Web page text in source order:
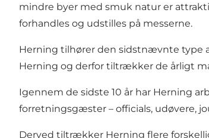
mindre byer med smuk natur er
forhandles og udstilles på messerne.
Herning tilhører den sidstnævnte type
Herning og derfor tiltrækker de årligt
Igennem de sidste 10 år har Herning
forretningsgæster – officials, udøvere,
Derved tiltrækker Herning flere